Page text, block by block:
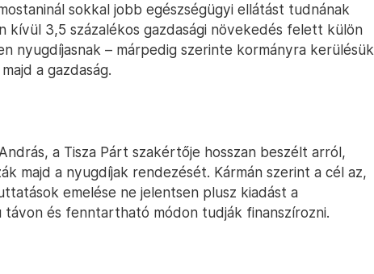
sokkal jobb egészségügyi ellátást tudnának
kívül 3,5 százalékos gazdasági növekedés felett külön
nyugdíjasnak – márpedig szerinte kormányra kerülésük
a gazdaság.
a Tisza Párt szakértője hosszan beszélt arról,
majd a nyugdíjak rendezését. Kármán szerint a cél az,
emelése ne jelentsen plusz kiadást a
és fenntartható módon tudják finanszírozni.